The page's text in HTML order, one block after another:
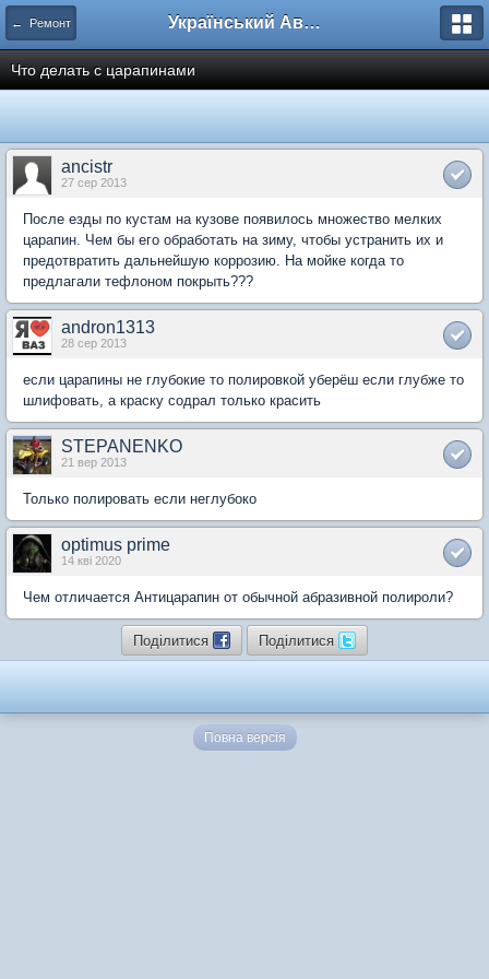
← Ремонт Український Автоклуб ВАЗ
Что делать с царапинами
ancistr
27 сер 2013
После езды по кустам на кузове появилось множество мелких
царапин. Чем бы его обработать на зиму, чтобы устранить их и
предотвратить дальнейшую коррозию. На мойке когда то
предлагали тефлоном покрыть???
andron1313
28 сер 2013
если царапины не глубокие то полировкой уберёш если глубже то
шлифовать, а краску содрал только красить
STEPANENKO
21 вер 2013
Только полировать если неглубоко
optimus prime
14 кві 2020
Чем отличается Антицарапин от обычной абразивной полироли?
Поділитися Поділитися
Повна версія